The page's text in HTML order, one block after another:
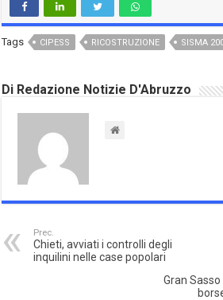
Tags CIPESS RICOSTRUZIONE SISMA
Di Redazione Notizie D'Abruzzo
Prec.
Chieti, avviati i controlli degli
inquilini nelle case popolari
Gran